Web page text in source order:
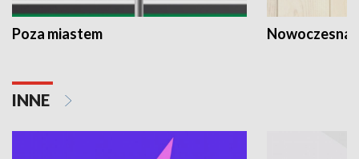
Poza miastem Nowoczesna
INNE